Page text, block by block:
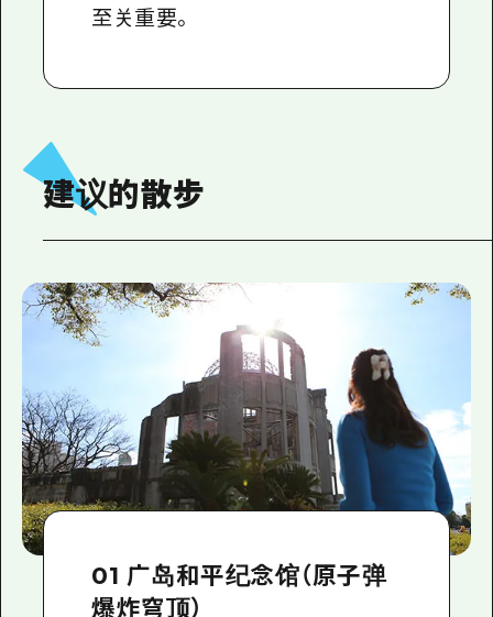
至关重要。
建议的散步
01 广岛和平纪念馆（原子弹
爆炸穹顶）